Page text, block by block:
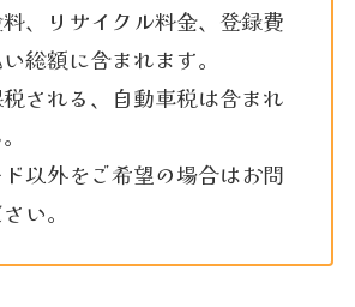
、リサイクル料金、登録費
総額に含まれます。
される、自動車税は含まれ
以外をご希望の場合はお問
い。